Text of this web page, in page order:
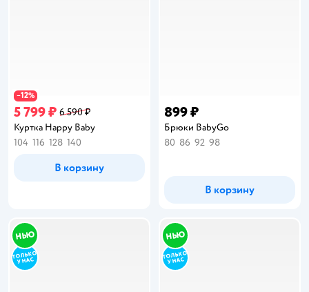
−12%
5 799 ₽ 6 590 ₽
Куртка Happy Baby
104 116 128 140
В корзину
899 ₽
Брюки BabyGo
80 86 92 98
В корзину